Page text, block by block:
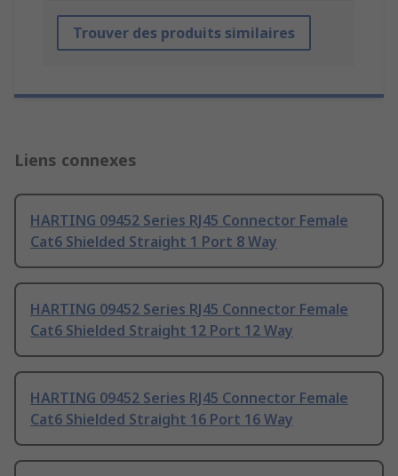
Trouver des produits similaires
Liens connexes
HARTING 09452 Series RJ45 Connector Female
Cat6 Shielded Straight 1 Port 8 Way
HARTING 09452 Series RJ45 Connector Female
Cat6 Shielded Straight 12 Port 12 Way
HARTING 09452 Series RJ45 Connector Female
Cat6 Shielded Straight 16 Port 16 Way